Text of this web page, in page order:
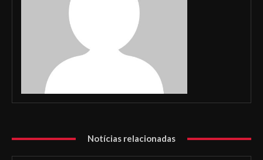
Notícias relacionadas